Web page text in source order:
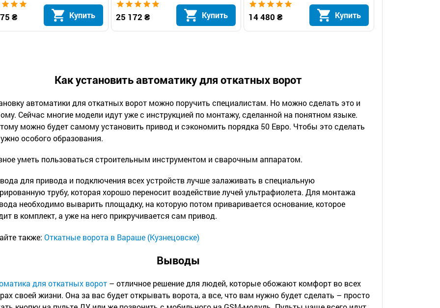
₴ Купить 25 172 ₴ Купить 14 480 ₴ Купить
Как установить автоматику для откатных ворот
автоматики для откатных ворот можно поручить специалистам. Но можно сделать это и
Сейчас многие модели идут уже с инструкцией по монтажу, сделанной на понятном языке.
можно будет самому установить привод и сэкономить порядка 50 Евро. Чтобы это сделать
особого образования.
уметь пользоваться строительным инструментом и сварочным аппаратом.
для привода и подключения всех устройств лучше залаживать в специальную
трубу, которая хорошо переносит воздействие лучей ультрафиолета. Для монтажа
необходимо выварить площадку, на которую потом приваривается основание, которое
в комплект, а уже на него прикручивается сам привод.
также: Откатные ворота в Вараше (Кузнецовске)
Выводы
для откатных ворот– отличное решение для людей, которые обожают комфорт во всех
своей жизни. Она за вас будет открывать ворота, а все, что вам нужно будет сделать – просто